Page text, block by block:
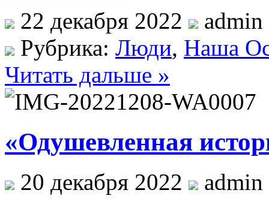
22 декабря 2022
admin
Рубрика: Люди, Наша
Читать дальше »
«Одушевленная
20 декабря 2022
admin